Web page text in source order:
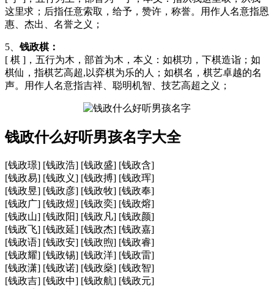
这里求；后指任意索取，给予，赞许，称誉。用作人名意指恩
惠、杰出、名誉之义；
5、钱政棋：
[ 棋 ]，五行为木，部首为木，本义：如棋功，下棋造诣；如
棋仙，指棋艺高超,以弈棋为乐的人；如棋名，棋艺卓越的名
声。用作人名意指吉祥、聪明机智、技艺高超之义；
钱政什么好听男孩名字大全
[钱政璟] [钱政浩] [钱政盛] [钱政含]
[钱政易] [钱政义] [钱政搏] [钱政珲]
[钱政昱] [钱政彦] [钱政牧] [钱政奉]
[钱政广] [钱政煜] [钱政奕] [钱政熔]
[钱政山] [钱政阳] [钱政凡] [钱政颜]
[钱政飞] [钱政延] [钱政杰] [钱政嘉]
[钱政语] [钱政安] [钱政煦] [钱政睿]
[钱政耀] [钱政锡] [钱政洋] [钱政雷]
[钱政潇] [钱政诺] [钱政燊] [钱政智]
[钱政吉] [钱政中] [钱政航] [钱政元]